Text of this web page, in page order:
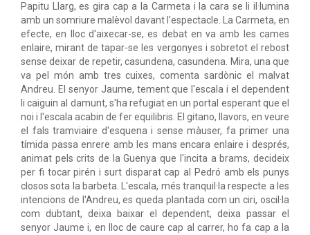
Papitu Llarg, es gira cap a la Carmeta i la cara se li il·lumina
amb un somriure malèvol davant l'espectacle. La Carmeta, en
efecte, en lloc d'aixecar-se, es debat en va amb les cames
enlaire, mirant de tapar-se les vergonyes i sobretot el rebost
sense deixar de repetir, casundena, casundena. Mira, una que
va pel món amb tres cuixes, comenta sardònic el malvat
Andreu. El senyor Jaume, tement que l'escala i el dependent
li caiguin al damunt, s'ha refugiat en un portal esperant que el
noi i l'escala acabin de fer equilibris. El gitano, llavors, en veure
el fals tramviaire d'esquena i sense màuser, fa primer una
tímida passa enrere amb les mans encara enlaire i després,
animat pels crits de la Guenya que l'incita a brams, decideix
per fi tocar pirén i surt disparat cap al Pedró amb els punys
closos sota la barbeta. L'escala, més tranquil·la respecte a les
intencions de l'Andreu, es queda plantada com un ciri, oscil·la
com dubtant, deixa baixar el dependent, deixa passar el
senyor Jaume i, en lloc de caure cap al carrer, ho fa cap a la